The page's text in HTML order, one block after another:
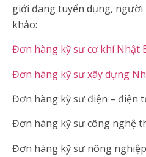
giới đang tuyển dụng,
khảo:
Đơn hàng kỹ sư cơ khí Nhật
Đơn hàng kỹ sư xây dựng
Đơn hàng kỹ sư điện – điện
Đơn hàng kỹ sư công nghệ
Đơn hàng kỹ sư nông nghiệp